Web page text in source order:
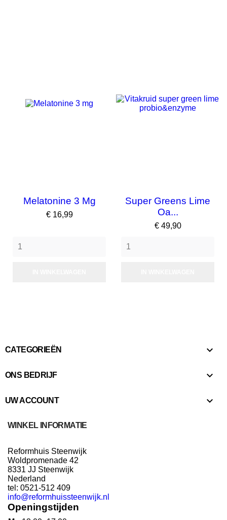
Melatonine 3 Mg
Prijs
€ 16,99
Super Greens Lime
Oa...
Prijs
€ 49,90
CATEGORIEËN 
ONS BEDRIJF 
UW ACCOUNT 
WINKEL INFORMATIE
Reformhuis Steenwijk
Woldpromenade 42
8331 JJ Steenwijk
Nederland
tel: 0521-512 409
info@reformhuissteenwijk.nl
Openingstijden